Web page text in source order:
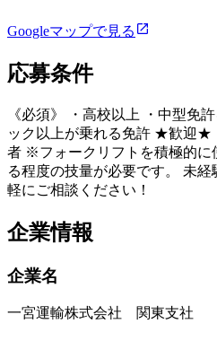
Googleマップで見る
応募条件
《必須》 ・高校以上 ・中型免
ック以上が乗れる免許 ★歓迎★
者 ※フォークリフトを積極的
る程度の技量が必要です。 未
軽にご相談ください！
企業情報
企業名
一宮運輸株式会社 関東支社